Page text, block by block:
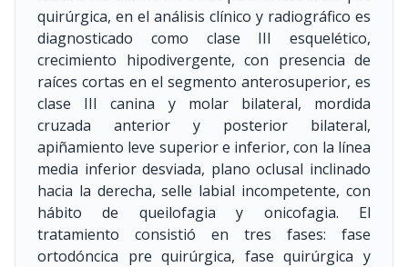
quirúrgica, en el análisis clínico y radiográfico es
diagnosticado como clase III esquelético,
crecimiento hipodivergente, con presencia de
raíces cortas en el segmento anterosuperior, es
clase III canina y molar bilateral, mordida
cruzada anterior y posterior bilateral,
apiñamiento leve superior e inferior, con la línea
media inferior desviada, plano oclusal inclinado
hacia la derecha, selle labial incompetente, con
hábito de queilofagia y onicofagia. El
tratamiento consistió en tres fases: fase
ortodóncica pre quirúrgica, fase quirúrgica y